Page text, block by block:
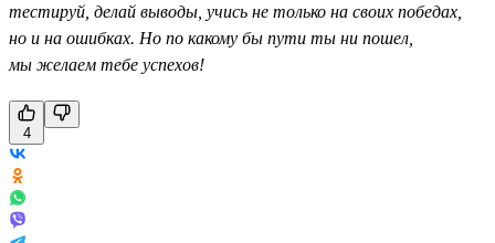
тестируй, делай выводы, учись не только на своих победах,
но и на ошибках. Но по какому бы пути ты ни пошел,
мы желаем тебе успехов!
4